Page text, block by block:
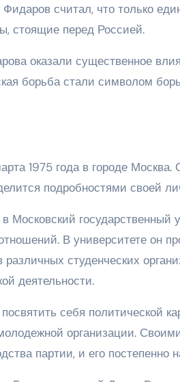
считал, что только
стоящие перед Россией.
оказали существенное
борьба стали символом
1975 года в городе Москва.
подробностями своей
Московский государственный
В университете он
студенческих
деятельности.
себя политической
организации.
партии, и его постепенно